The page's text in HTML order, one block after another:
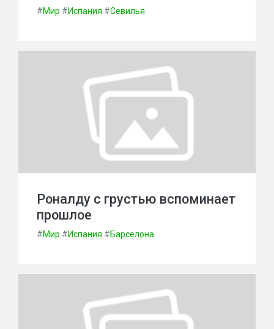
#Мир #Испания #Севилья
Роналду с грустью вспоминает
прошлое
#Мир #Испания #Барселона